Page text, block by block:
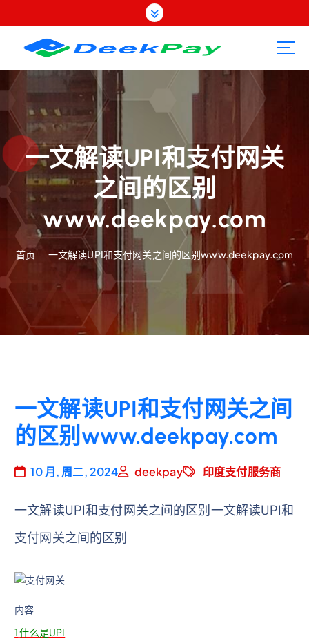
转
容
一文解读UPI和支付网关
之间的区别
www.deekpay.com
首页 一文解读UPI和支付网关之间的区别www.deekpay.com
一文解读UPI和支付网关之间
的区别www.deekpay.com
10 月, 周二, 2024 deekpay 印度支付服务商
一文解读UPI和支付网关之间的区别一文解读UPI和
支付网关之间的区别
内容
1什么是UPI